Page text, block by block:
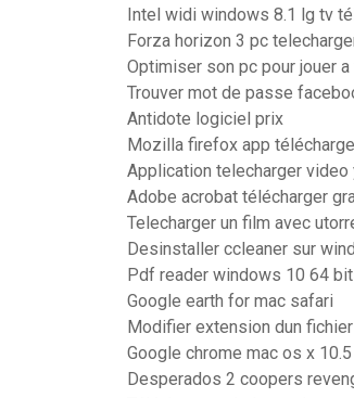
Intel widi windows 8.1 lg tv
Forza horizon 3 pc
Optimiser son pc pour jouer
Trouver mot de passe
Antidote logiciel prix
Mozilla firefox app
Application telecharger video
Adobe acrobat télécharger
Telecharger un film avec
Desinstaller ccleaner sur
Pdf reader windows 10 64
Google earth for mac safari
Modifier extension dun
Google chrome mac os x
Desperados 2 coopers